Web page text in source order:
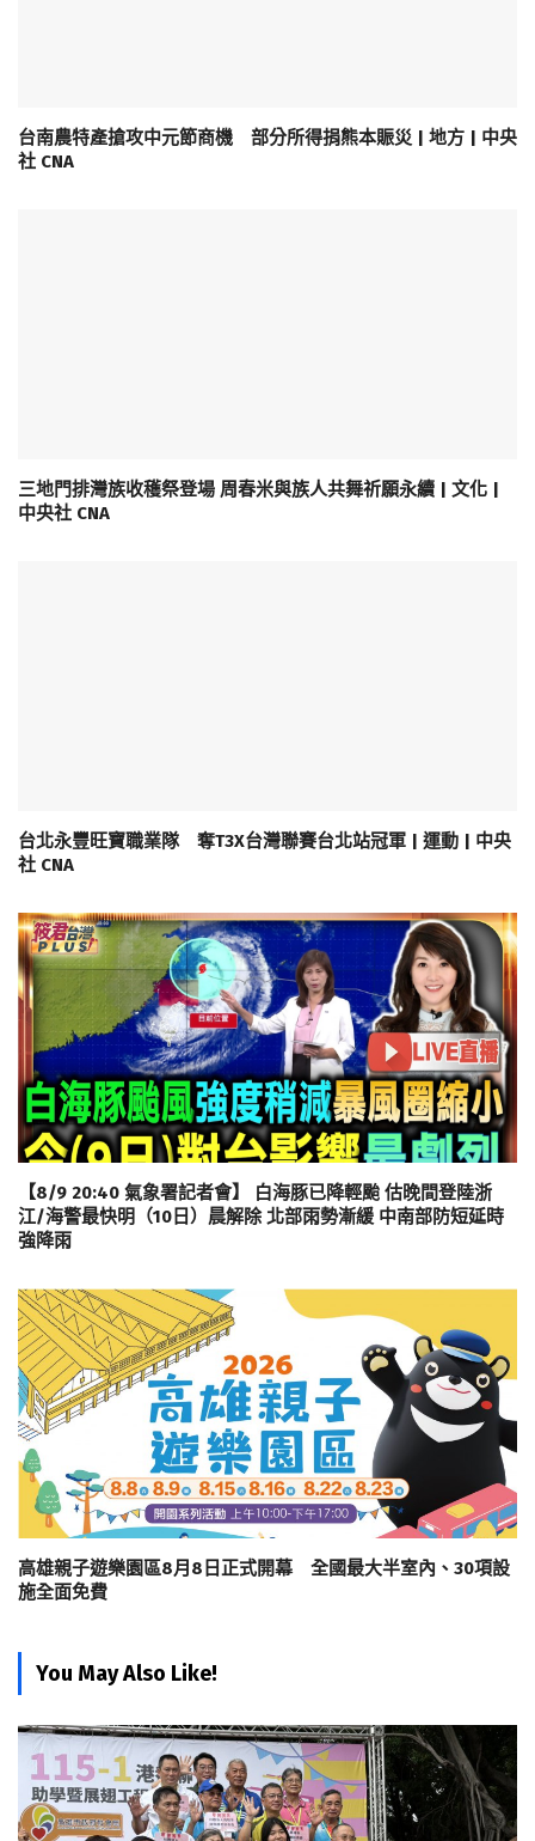
台南農特產搶攻中元節商機 部分所得捐熊本賑災 | 地方 | 中央
社 CNA
三地門排灣族收穫祭登場 周春米與族人共舞祈願永續 | 文化 |
中央社 CNA
台北永豐旺寶職業隊 奪T3X台灣聯賽台北站冠軍 | 運動 | 中央
社 CNA
【8/9 20:40 氣象署記者會】 白海豚已降輕颱 估晚間登陸浙
江/海警最快明（10日）晨解除 北部雨勢漸緩 中南部防短延時
強降雨
高雄親子遊樂園區8月8日正式開幕 全國最大半室內、30項設
施全面免費
You May Also Like!